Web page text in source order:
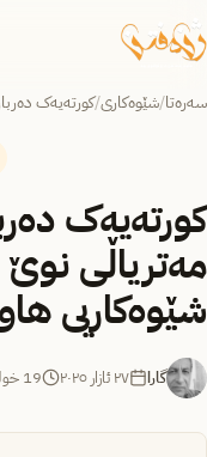
سەرەتا/شێوەکاری/کورتەیەک
کورتەیەک
مەتریاڵی
شێوەکاریی
گارا ٢٧ ئازار ٢٠٢٥ 19 خولەک خوێندنەوە